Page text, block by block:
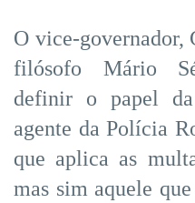
O vice-governador,
filósofo Mário
definir o papel
agente da Polícia
que aplica as
mas sim aquele